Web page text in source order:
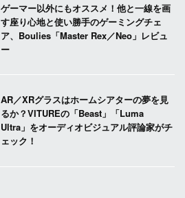
ゲーマー以外にもオススメ！他と一線を画
す座り心地と使い勝手のゲーミングチェ
ア、Boulies「Master Rex／Neo」レビュ
ー
AR／XRグラスはホームシアターの夢を見
るか？VITUREの「Beast」「Luma
Ultra」をオーディオビジュアル評論家がチ
ェック！